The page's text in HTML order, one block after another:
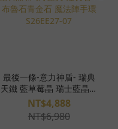
最後一條-意力神盾- 瑞典
天鐵 藍草莓晶 瑞士藍晶石
島嶼藍晶石 油膽閃靈鑽 黑
幻影閃靈鑽 黑爆閃海藍寶
拉長石 K2布魯石青金石
NT$4,888
NT$6,980